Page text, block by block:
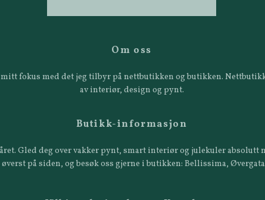
Om oss
fokus med det jeg tilbyr på nettbutikken og butikken.
av interiør, design og pynt.
Butikk-informasjon
Gled deg over vakker pynt, smart interiør og julekuler absolutt
på siden, og besøk oss gjerne i butikken: Bellissima,